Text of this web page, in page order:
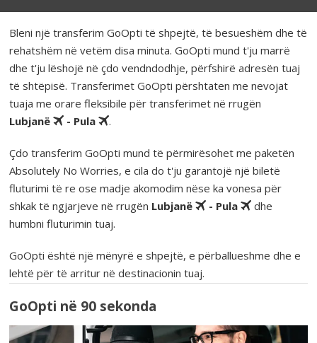
Bleni një transferim GoOpti të shpejtë, të besueshëm dhe të
rehatshëm në vetëm disa minuta. GoOpti mund t'ju marrë
dhe t'ju lëshojë në çdo vendndodhje, përfshirë adresën tuaj
të shtëpisë. Transferimet GoOpti përshtaten me nevojat
tuaja me orare fleksibile për transferimet në rrugën
Lubjanë
- Pula .
Çdo transferim GoOpti mund të përmirësohet me paketën
Absolutely No Worries, e cila do t'ju garantojë një biletë
fluturimi të re ose madje akomodim nëse ka vonesa për
shkak të ngjarjeve në rrugën Lubjanë - Pula
dhe
humbni fluturimin tuaj.
GoOpti është një mënyrë e shpejtë, e përballueshme dhe e
lehtë për të arritur në destinacionin tuaj.
GoOpti në 90 sekonda